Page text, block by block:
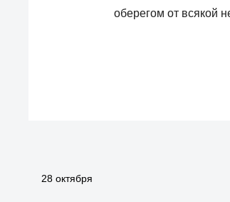
оберегом от всякой
28 октября